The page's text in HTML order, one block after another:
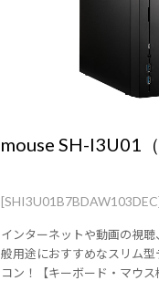
mouse SH-I3U01（
インターネットや動画の視
般用途におすすめなスリム型
コン！【キーボード・マウス